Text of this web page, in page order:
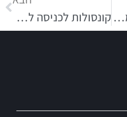
ספריות מעוצבות מעץ מלא – חומרי ייצור מובילים, עיצובים אותנטיים
קונסולות לכניסה לבית בעיצובים של פעם